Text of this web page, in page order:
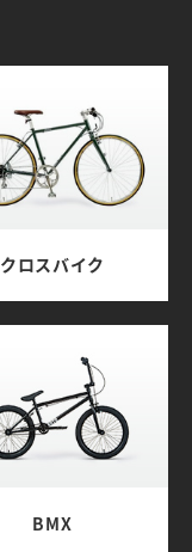
クロスバイク
BMX